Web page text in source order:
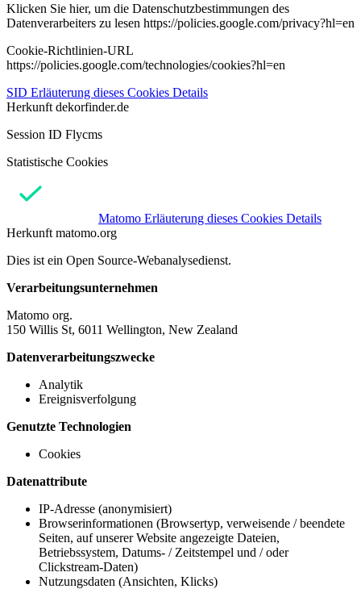
Klicken Sie hier, um die Datenschutzbestimmungen des
Datenverarbeiters zu lesen https://policies.google.com/privacy?hl=en
Cookie-Richtlinien-URL
https://policies.google.com/technologies/cookies?hl=en
SID Erläuterung dieses Cookies Details
Herkunft dekorfinder.de
Session ID Flycms
Statistische Cookies
Matomo Erläuterung dieses Cookies Details
Herkunft matomo.org
Dies ist ein Open Source-Webanalysedienst.
Verarbeitungsunternehmen
Matomo org.
150 Willis St, 6011 Wellington, New Zealand
Datenverarbeitungszwecke
Analytik
Ereignisverfolgung
Genutzte Technologien
Cookies
Datenattribute
IP-Adresse (anonymisiert)
Browserinformationen (Browsertyp, verweisende / beendete
Seiten, auf unserer Website angezeigte Dateien,
Betriebssystem, Datums- / Zeitstempel und / oder
Clickstream-Daten)
Nutzungsdaten (Ansichten, Klicks)